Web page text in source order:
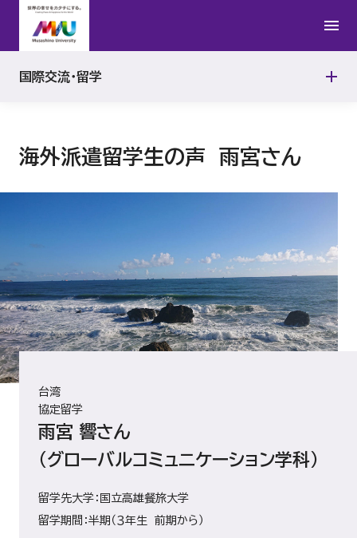
海外派遣留学生の声 雨宮さん
台湾
協定留学
雨宮 響さん
（グローバルコミュニケーション学科）
留学先大学：国立高雄餐旅大学
留学期間：半期（３年生 前期から）
国際交流・留学
在留資格
留学生活
協定留学（受入）
国際交流イベント
バディ制度
受入教員研究成果
全員留学ポータル